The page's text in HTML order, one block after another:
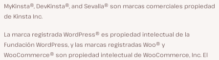
MyKinsta®, DevKinsta®, and Sevalla® son marcas comerciales propiedad
de Kinsta Inc.
La marca registrada WordPress® es propiedad intelectual de la
Fundación WordPress, y las marcas registradas Woo® y
WooCommerce® son propiedad intelectual de WooCommerce, Inc. El